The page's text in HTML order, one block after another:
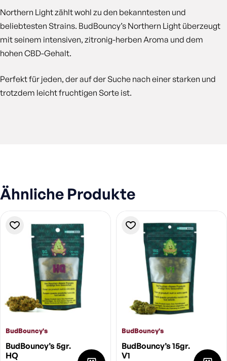
Northern Light zählt wohl zu den bekanntesten und
beliebtesten Strains. BudBouncy’s Northern Light überzeugt
mit seinem intensiven, zitronig-herben Aroma und dem
hohen CBD-Gehalt.
Perfekt für jeden, der auf der Suche nach einer starken und
trotzdem leicht fruchtigen Sorte ist.
Ähnliche Produkte
BudBouncy's
BudBouncy’s 5gr.
HQ
BudBouncy's
BudBouncy’s 15gr.
V1